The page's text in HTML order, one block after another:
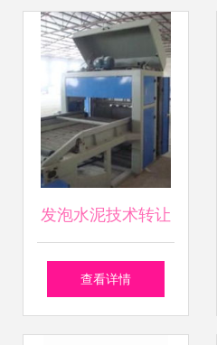
发泡水泥技术转让
15万元投资，开启
查看详情